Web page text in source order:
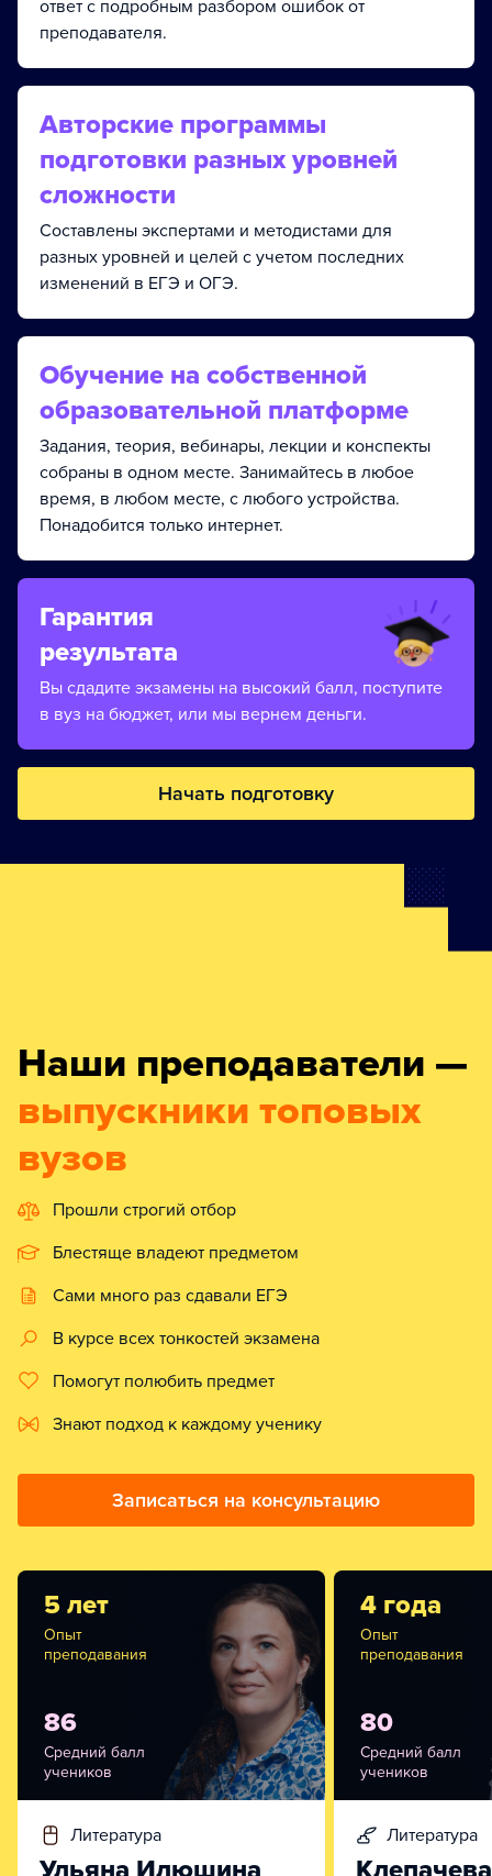
ответ с подробным разбором ошибок от
преподавателя.
Авторские программы
подготовки разных уровней
сложности
Составлены экспертами и методистами для
разных уровней и целей с учетом последних
изменений в ЕГЭ и ОГЭ.
Обучение на собственной
образовательной платформе
Задания, теория, вебинары, лекции и конспекты
собраны в одном месте. Занимайтесь в любое
время, в любом месте, с любого устройства.
Понадобится только интернет.
Гарантия
результата
Вы сдадите экзамены на высокий балл, поступите
в вуз на бюджет, или мы вернем деньги.
Начать подготовку
Наши преподаватели —
выпускники топовых
вузов
Прошли строгий отбор
Блестяще владеют предметом
Сами много раз сдавали ЕГЭ
В курсе всех тонкостей экзамена
Помогут полюбить предмет
Знают подход к каждому ученику
Записаться на консультацию
5 лет
Опыт
преподавания
86
Средний балл
учеников
литература
4 года
Опыт
преподавания
80
Средний балл
учеников
литература